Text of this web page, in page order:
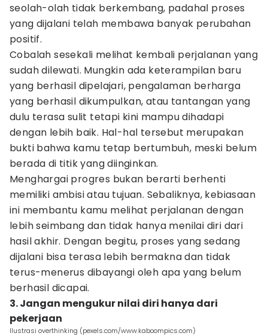
seolah-olah tidak berkembang, padahal proses
yang dijalani telah membawa banyak perubahan
positif.
Cobalah sesekali melihat kembali perjalanan yang
sudah dilewati. Mungkin ada keterampilan baru
yang berhasil dipelajari, pengalaman berharga
yang berhasil dikumpulkan, atau tantangan yang
dulu terasa sulit tetapi kini mampu dihadapi
dengan lebih baik. Hal-hal tersebut merupakan
bukti bahwa kamu tetap bertumbuh, meski belum
berada di titik yang diinginkan.
Menghargai progres bukan berarti berhenti
memiliki ambisi atau tujuan. Sebaliknya, kebiasaan
ini membantu kamu melihat perjalanan dengan
lebih seimbang dan tidak hanya menilai diri dari
hasil akhir. Dengan begitu, proses yang sedang
dijalani bisa terasa lebih bermakna dan tidak
terus-menerus dibayangi oleh apa yang belum
berhasil dicapai.
3. Jangan mengukur nilai diri hanya dari
pekerjaan
Ilustrasi overthinking (pexels.com/www.kaboompics.com)